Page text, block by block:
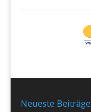
Neueste Beiträge